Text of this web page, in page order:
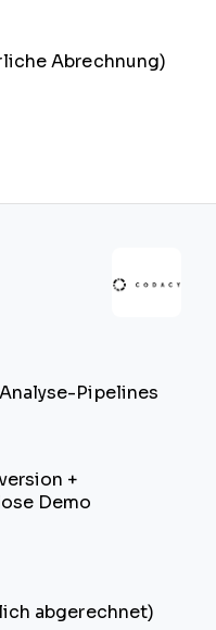
Abrechnung)
Pipelines
+
Demo
abgerechnet)